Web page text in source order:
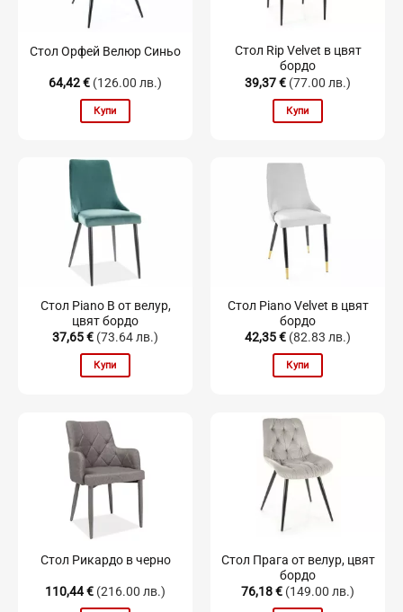
Стол Орфей Велюр Синьо
64,42€ (126.00 лв.)
Купи
Стол Rip Velvet в цвят
бордо
39,37€ (77.00 лв.)
Купи
Стол Piano B от велур,
цвят бордо
37,65€ (73.64 лв.)
Купи
Стол Piano Velvet в цвят
бордо
42,35€ (82.83 лв.)
Купи
Стол Рикардо в черно
110,44€ (216.00 лв.)
Стол Прага от велур, цвят
бордо
76,18€ (149.00 лв.)